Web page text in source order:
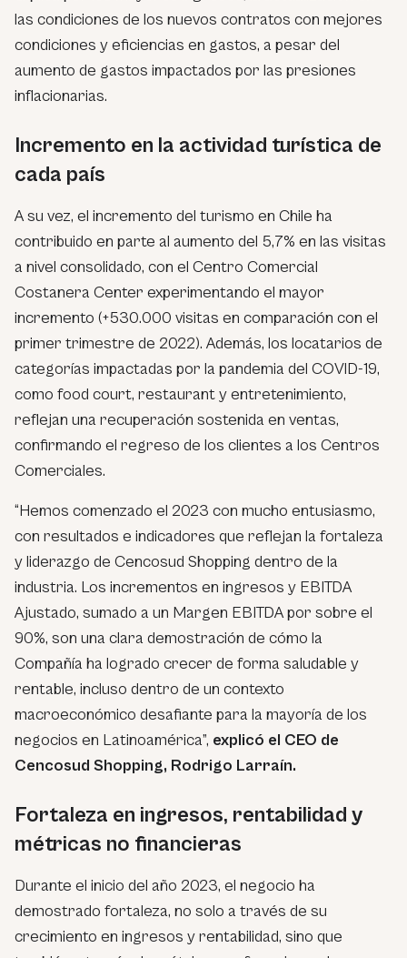
las condiciones de los nuevos contratos con mejores
condiciones y eficiencias en gastos, a pesar del
aumento de gastos impactados por las presiones
inflacionarias.
Incremento en la actividad turística de
cada país
A su vez, el incremento del turismo en Chile ha
contribuido en parte al aumento del 5,7% en las visitas
a nivel consolidado, con el Centro Comercial
Costanera Center experimentando el mayor
incremento (+530.000 visitas en comparación con el
primer trimestre de 2022). Además, los locatarios de
categorías impactadas por la pandemia del COVID-19,
como food court, restaurant y entretenimiento,
reflejan una recuperación sostenida en ventas,
confirmando el regreso de los clientes a los Centros
Comerciales.
“Hemos comenzado el 2023 con mucho entusiasmo,
con resultados e indicadores que reflejan la fortaleza
y liderazgo de Cencosud Shopping dentro de la
industria. Los incrementos en ingresos y EBITDA
Ajustado, sumado a un Margen EBITDA por sobre el
90%, son una clara demostración de cómo la
Compañía ha logrado crecer de forma saludable y
rentable, incluso dentro de un contexto
macroeconómico desafiante para la mayoría de los
negocios en Latinoamérica”, explicó el CEO de
Cencosud Shopping, Rodrigo Larraín.
Fortaleza en ingresos, rentabilidad y
métricas no financieras
Durante el inicio del año 2023, el negocio ha
demostrado fortaleza, no solo a través de su
crecimiento en ingresos y rentabilidad, sino que